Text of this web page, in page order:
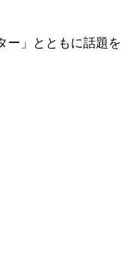
ー」とともに話題